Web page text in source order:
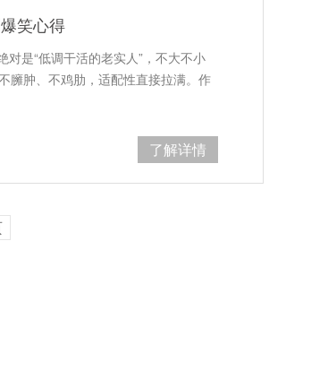
笑心得
是“低调干活的老实人”，不大不小
臃肿、不鸡肋，适配性直接拉满。作
了解详情